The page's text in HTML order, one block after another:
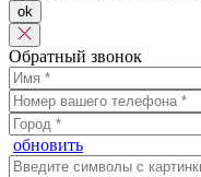
ok
Обратный звонок
обновить